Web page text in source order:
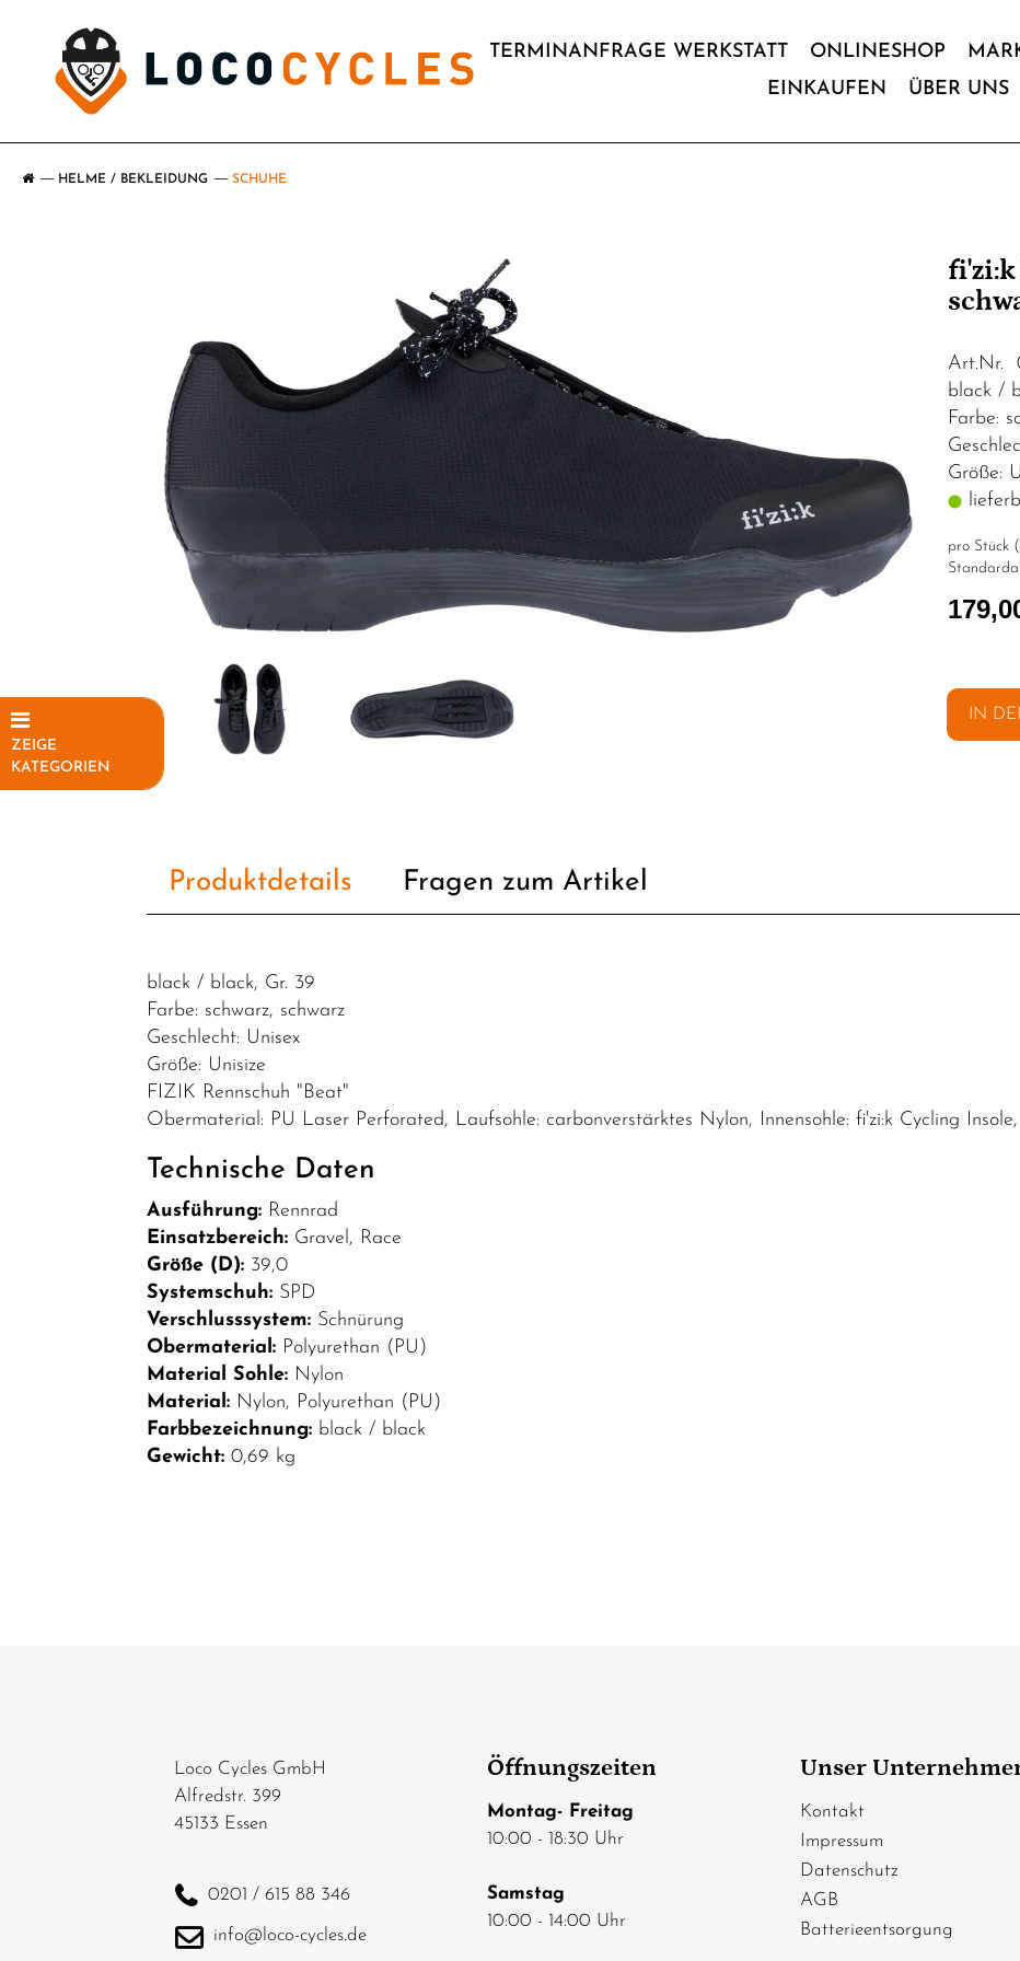
TERMINANFRAGE WERKSTATT ONLINESHOP
EINKAUFEN
ÜBER UNS
HELME / BEKLEIDUNG SCHUHE
ZEIGE
KATEGORIEN
fi'zi:k
Art.Nr.
black /
Farbe:
Größe:
pro Stück
IN
Produktdetails Fragen zum Artikel
black / black, Gr. 39
Farbe: schwarz, schwarz
Geschlecht: Unisex
Größe: Unisize
FIZIK Rennschuh "Beat"
Obermaterial: PU Laser Perforated, Laufsohle: carbonverstärktes Nylon, Innensohle: fi'zi:k Cycling Insole,
Technische Daten
Ausführung: Rennrad
Einsatzbereich: Gravel, Race
Größe (D): 39,0
Systemschuh: SPD
Verschlusssystem: Schnürung
Obermaterial: Polyurethan (PU)
Material Sohle: Nylon
Material: Nylon, Polyurethan (PU)
Farbbezeichnung: black / black
Gewicht: 0,69 kg
Loco Cycles GmbH
Alfredstr. 399
45133 Essen
0201 / 615 88 346
info@loco-cycles.de
Öffnungszeiten
Montag- Freitag
10:00 - 18:30 Uhr
Samstag
10:00 - 14:00 Uhr
Unser
Kontakt
Impressum
Datenschutz
AGB
Batterieentsorgung